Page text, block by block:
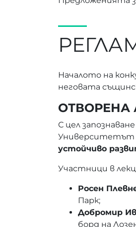
Началото на
неговата
ОТВОРЕНА
С цел
Университетът
устойчиво
Участници в
Росен
Парк;
Добромир
борд на